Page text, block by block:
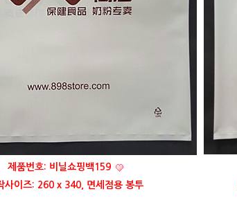
제품번호: 비닐쇼핑백159
사이즈: 260 x 340, 면세점용 봉투